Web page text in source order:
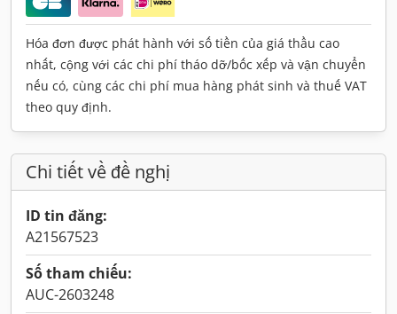
Hóa đơn được phát hành với số tiền của giá thầu cao
nhất, cộng với các chi phí tháo dỡ/bốc xếp và vận chuyển
nếu có, cùng các chi phí mua hàng phát sinh và thuế VAT
theo quy định.
Chi tiết về đề nghị
ID tin đăng:
A21567523
Số tham chiếu:
AUC-2603248